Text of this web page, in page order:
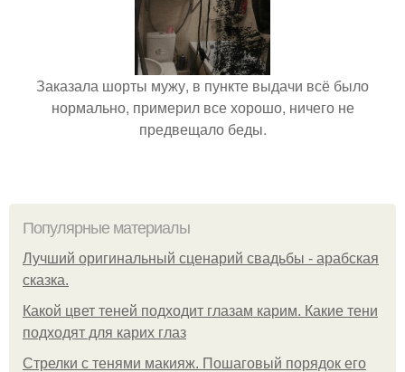
Заказала шорты мужу, в пункте выдачи всё было
нормально, примерил все хорошо, ничего не
предвещало беды.
Популярные материалы
Лучший оригинальный сценарий свадьбы - арабская
сказка.
Какой цвет теней подходит глазам карим. Какие тени
подходят для карих глаз
Стрелки с тенями макияж. Пошаговый порядок его